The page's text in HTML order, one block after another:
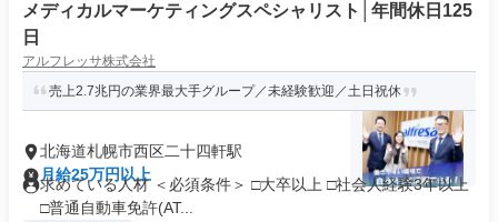
メディカルマーケティングスペシャリスト│年間休日125
日
アルフレッサ株式会社
売上2.7兆円の業界最大手グループ／未経験歓迎／土日祝休
北海道札幌市西区二十四軒駅
月給25万円以上
求めている人材 ＜必須条件＞ □大卒以上 □社会人経験3年以上
□普通自動車免許(AT...